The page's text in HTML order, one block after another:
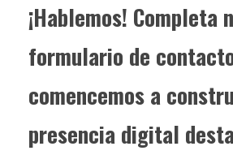
¡Hablemos! Completa
formulario de
comencemos a
presencia digital